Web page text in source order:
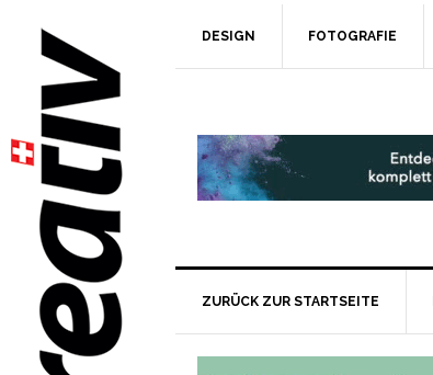
DESIGN FOTOGRAFIE
ZURÜCK ZUR STARTSEITE